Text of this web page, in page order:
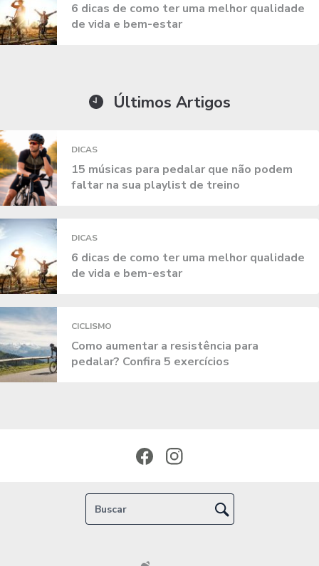
6 dicas de como ter uma melhor qualidade
de vida e bem-estar
Últimos Artigos
DICAS
15 músicas para pedalar que não podem
faltar na sua playlist de treino
DICAS
6 dicas de como ter uma melhor qualidade
de vida e bem-estar
CICLISMO
Como aumentar a resistência para
pedalar? Confira 5 exercícios